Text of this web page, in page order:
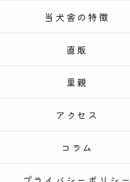
当犬舎の特徴
直販
里親
アクセス
コラム